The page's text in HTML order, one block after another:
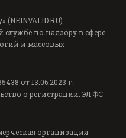
службе по надзору в сфере
и массовых
от 13.06.2023 г.
о регистрации: ЭЛ ФС
организация